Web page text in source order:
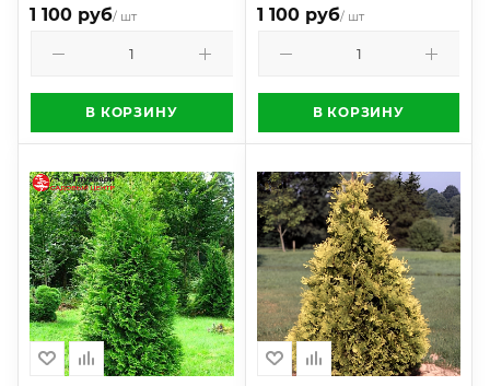
1 100 руб/ шт
В КОРЗИНУ
1 100 руб/ шт
В КОРЗИНУ